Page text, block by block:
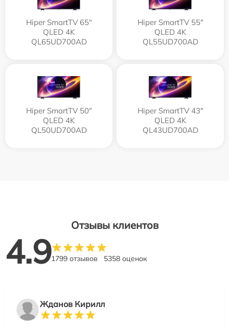
Hiper SmartTV 65"
QLED 4K
QL65UD700AD
Hiper SmartTV 55"
QLED 4K
QL55UD700AD
Hiper SmartTV 50"
QLED 4K
QL50UD700AD
Hiper SmartTV 43"
QLED 4K
QL43UD700AD
Отзывы клиентов
4.91799 отзывов 5358 оценок
Жданов Кирилл